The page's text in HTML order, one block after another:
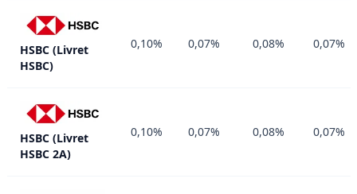
HSBC (Livret
HSBC)
0,10% 0,07% 0,08% 0,07%
HSBC (Livret
HSBC 2A)
0,10% 0,07% 0,08% 0,07%